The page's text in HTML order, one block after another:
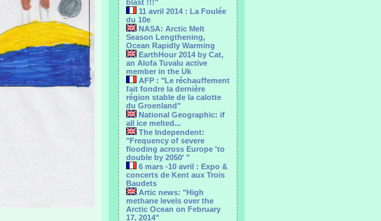
blast !!!"
11 avril 2014 : La Foulée
du 10e
NASA: Arctic Melt
Season Lengthening,
Ocean Rapidly Warming
EarthHour 2014 by Cat,
an Alofa Tuvalu active
member in the Uk
AFP : "Le réchauffement
fait fondre la dernière
région stable de la calotte
du Groenland"
National Geographic: if
all ice melted...
The Independent:
"Frequency of severe
flooding across Europe 'to
double by 2050' "
6 mars -10 avril : Expo &
concerts de Kent aux Trois
Baudets
Artic news: "High
methane levels over the
Arctic Ocean on February
17, 2014"